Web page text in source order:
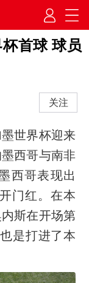
首球 球员
关注
世界杯迎来
西哥与南非
西哥表现出
门红。在本
斯在开场第
是打进了本